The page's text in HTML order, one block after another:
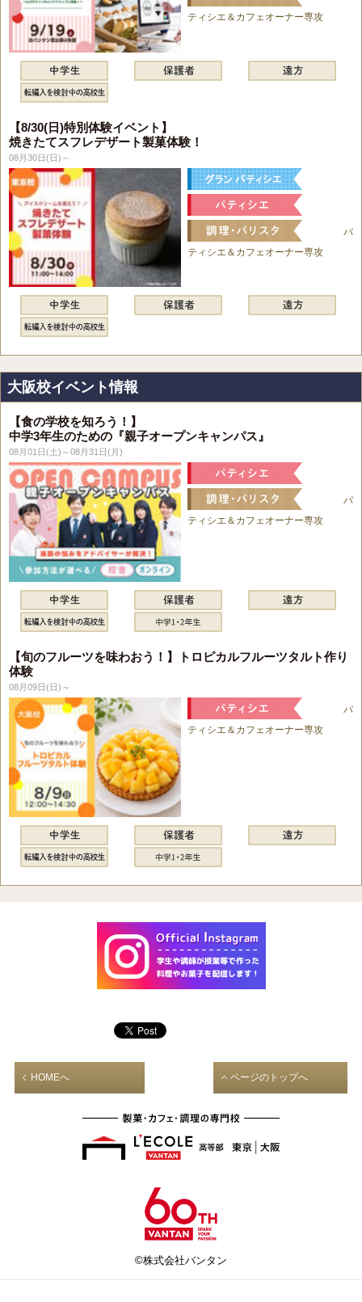
ティシエ＆カフェオーナー専攻
【8/30(日)特別体験イベント】
焼きたてスフレデザート製菓体験！
08月30日(日)～
パ
ティシエ＆カフェオーナー専攻
大阪校イベント情報
【食の学校を知ろう！】
中学3年生のための『親子オープンキャンパス』
08月01日(土)～08月31日(月)
パ
ティシエ＆カフェオーナー専攻
【旬のフルーツを味わおう！】トロピカルフルーツタルト作り
体験
08月09日(日)～
パ
ティシエ＆カフェオーナー専攻
HOMEへ ページのトップへ
©株式会社バンタン